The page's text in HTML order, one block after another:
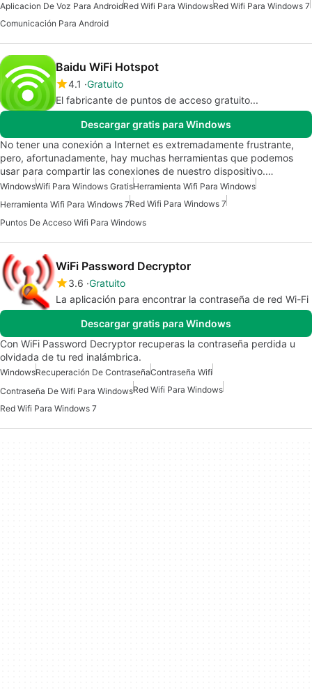
Aplicacion De Voz Para AndroidRed Wifi Para WindowsRed Wifi Para Windows 7
Comunicación Para Android
Baidu WiFi Hotspot
4.1 Gratuito
El fabricante de puntos de acceso gratuito...
Descargar gratis para Windows
No tener una conexión a Internet es extremadamente frustrante,
pero, afortunadamente, hay muchas herramientas que podemos
usar para compartir las conexiones de nuestro dispositivo.…
WindowsWifi Para Windows GratisHerramienta Wifi Para Windows
Herramienta Wifi Para Windows 7Red Wifi Para Windows 7
Puntos De Acceso Wifi Para Windows
WiFi Password Decryptor
3.6 Gratuito
La aplicación para encontrar la contraseña de red Wi-Fi
Descargar gratis para Windows
Con WiFi Password Decryptor recuperas la contraseña perdida u
olvidada de tu red inalámbrica.
WindowsRecuperación De ContraseñaContraseña Wifi
Contraseña De Wifi Para WindowsRed Wifi Para Windows
Red Wifi Para Windows 7